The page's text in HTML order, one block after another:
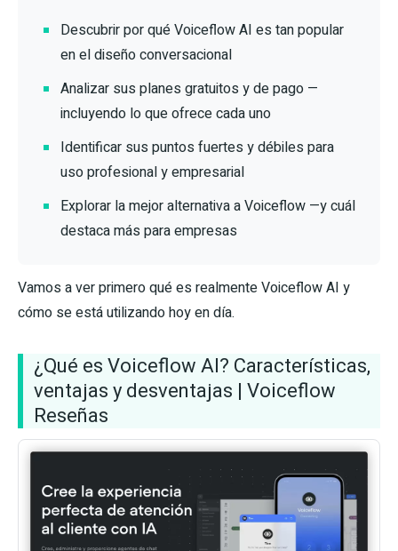
Descubrir por qué Voiceflow AI es tan popular
en el diseño conversacional
Analizar sus planes gratuitos y de pago —
incluyendo lo que ofrece cada uno
Identificar sus puntos fuertes y débiles para
uso profesional y empresarial
Explorar la mejor alternativa a Voiceflow —y cuál
destaca más para empresas
Vamos a ver primero qué es realmente Voiceflow AI y
cómo se está utilizando hoy en día.
¿Qué es Voiceflow AI? Características,
ventajas y desventajas | Voiceflow
Reseñas